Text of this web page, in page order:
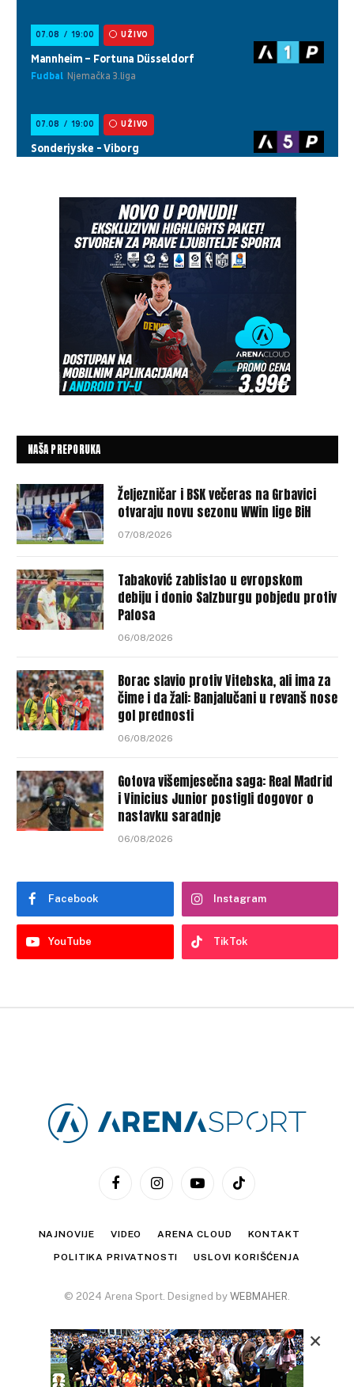
NAŠA PREPORUKA
Željezničar i BSK večeras na Grbavici
otvaraju novu sezonu WWin lige BiH
07/08/2026
Tabaković zablistao u evropskom
debiju i donio Salzburgu pobjedu protiv
Pafosa
06/08/2026
Borac slavio protiv Vitebska, ali ima za
čime i da žali: Banjalučani u revanš nose
gol prednosti
06/08/2026
Gotova višemjesečna saga: Real Madrid
i Vinicius Junior postigli dogovor o
nastavku saradnje
06/08/2026
Facebook Instagram
YouTube TikTok
FacebookInstagramYouTubeTikTok
NAJNOVIJE VIDEO ARENA CLOUD KONTAKT
POLITIKA PRIVATNOSTI USLOVI KORIŠĆENJA
© 2024 Arena Sport. Designed by WEBMAHER
×